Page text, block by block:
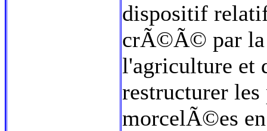
dispositif
crÃ©Ã© par la
l'agriculture et
restructurer
morcelÃ©es